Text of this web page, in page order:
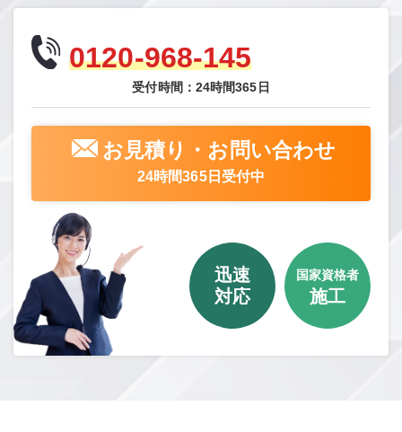
0120-968-145
受付時間：24時間365日
お見積り・お問い合わせ
24時間365日受付中
迅速
対応
国家資格者
施工